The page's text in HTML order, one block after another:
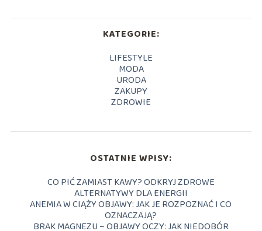
KATEGORIE:
LIFESTYLE
MODA
URODA
ZAKUPY
ZDROWIE
OSTATNIE WPISY:
CO PIĆ ZAMIAST KAWY? ODKRYJ ZDROWE
ALTERNATYWY DLA ENERGII
ANEMIA W CIĄŻY OBJAWY: JAK JE ROZPOZNAĆ I CO
OZNACZAJĄ?
BRAK MAGNEZU – OBJAWY OCZY: JAK NIEDOBÓR